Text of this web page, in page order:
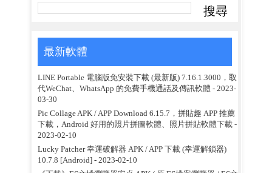
最新軟體
LINE Portable 電腦版免安裝下載 (最新版) 7.16.1.3000，取
代WeChat、WhatsApp 的免費手機通話及傳訊軟體 - 2023-
03-30
Pic Collage APK / APP Download 6.15.7，拼貼趣 APP 推薦
下載，Android 好用的照片拼圖軟體、照片拼貼軟體下載-
2023-02-10
Lucky Patcher 幸運破解器 APK / APP 下載 (幸運解鎖器)
10.7.8 [Android] - 2023-02-10